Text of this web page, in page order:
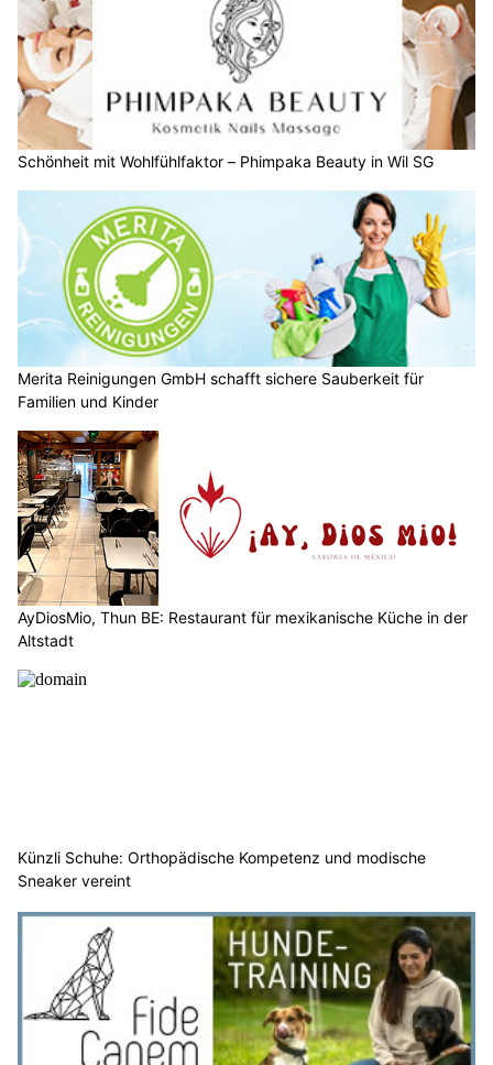
Schönheit mit Wohlfühlfaktor – Phimpaka Beauty in Wil SG
Merita Reinigungen GmbH schafft sichere Sauberkeit für
Familien und Kinder
AyDiosMio, Thun BE: Restaurant für mexikanische Küche in der
Altstadt
Künzli Schuhe: Orthopädische Kompetenz und modische
Sneaker vereint